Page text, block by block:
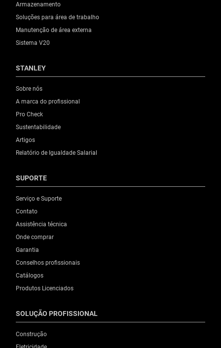
Armazenamento
Soluções para área de trabalho
Manutenção de área externa
Sistema V20
STANLEY
Sobre nós
A marca do profissional
Pro Check
Sustentabilidade
Artigos
Relatório de Igualdade Salarial
SUPORTE
Serviço e Suporte
Contato
Assistência técnica
Onde comprar
Garantia
Conselhos profissionais
Catálogos
Produtos Licenciados
SOLUÇÃO PROFISSIONAL
Construção